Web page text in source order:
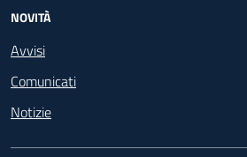
NOVITÀ
Avvisi
Comunicati
Notizie